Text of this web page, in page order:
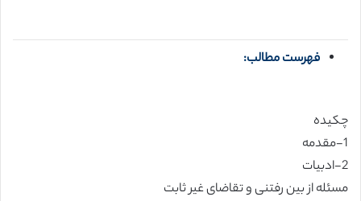
فهرست مطالب:
چکیده
1-مقدمه
2-ادبیات
مسئله از بین رفتنی و تقاضای غیر ثابت